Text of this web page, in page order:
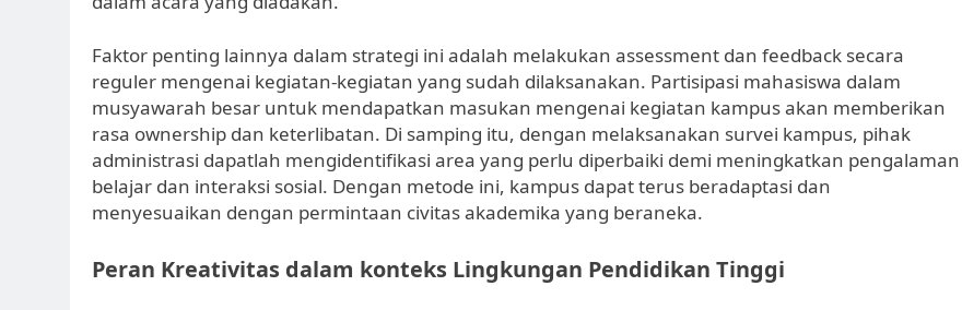
Faktor penting lainnya dalam strategi ini adalah melakukan assessment dan feedback secara
reguler mengenai kegiatan-kegiatan yang sudah dilaksanakan. Partisipasi mahasiswa dalam
musyawarah besar untuk mendapatkan masukan mengenai kegiatan kampus akan memberikan
rasa ownership dan keterlibatan. Di samping itu, dengan melaksanakan survei kampus, pihak
administrasi dapatlah mengidentifikasi area yang perlu diperbaiki demi meningkatkan pengalaman
belajar dan interaksi sosial. Dengan metode ini, kampus dapat terus beradaptasi dan
menyesuaikan dengan permintaan civitas akademika yang beraneka.
Peran Kreativitas dalam konteks Lingkungan Pendidikan Tinggi